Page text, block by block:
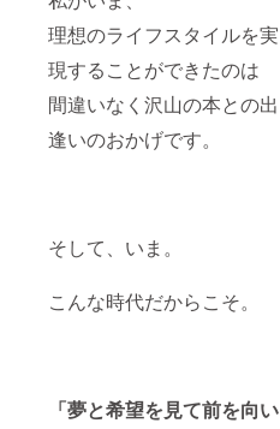
理想のライフスタイルを実
現することができたのは
間違いなく沢山の本との出
逢いのおかげです。
そして、いま。
こんな時代だからこそ。
「夢と希望を見て前を向い